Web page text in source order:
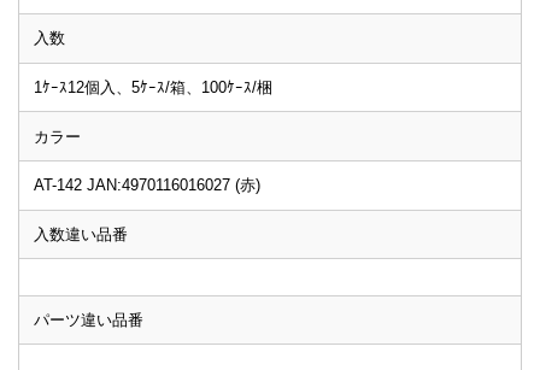
入数
1ｹｰｽ12個入、5ｹｰｽ/箱、100ｹｰｽ/梱
カラー
AT-142 JAN:4970116016027 (赤)
入数違い品番
パーツ違い品番